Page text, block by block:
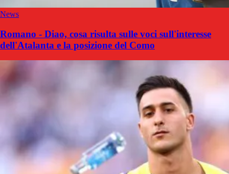
News
Romano - Diao, cosa risulta sulle voci sull'interesse
dell'Atalanta e la posizione del Como